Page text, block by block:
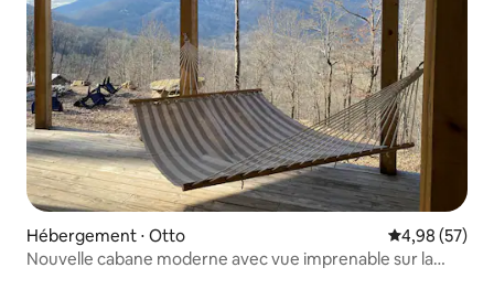
Hébergement ⋅ Otto Évaluation
4,98 (57)
Nouvelle cabane moderne avec vue imprenable sur la